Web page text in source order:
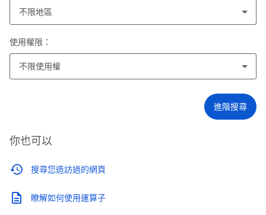
不限地區
使用權限：
不限使用權
進階搜尋
你也可以
搜尋您造訪過的網頁
瞭解如何使用運算子